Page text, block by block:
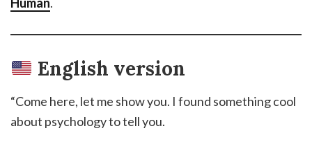
English version
“Come here, let me show you. I found something cool
about psychology to tell you.